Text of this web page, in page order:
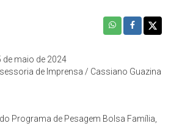
de maio de 2024
de Imprensa / Cassiano Guazina
Programa de Pesagem Bolsa Família,